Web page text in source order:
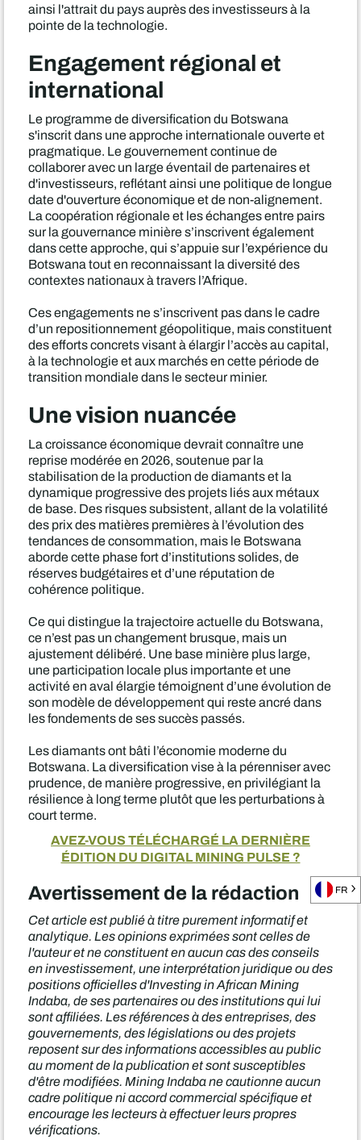
ainsi l'attrait du pays auprès des investisseurs à la
pointe de la technologie.
Engagement régional et
international
Le programme de diversification du Botswana
s'inscrit dans une approche internationale ouverte et
pragmatique. Le gouvernement continue de
collaborer avec un large éventail de partenaires et
d'investisseurs, reflétant ainsi une politique de longue
date d'ouverture économique et de non-alignement.
La coopération régionale et les échanges entre pairs
sur la gouvernance minière s’inscrivent également
dans cette approche, qui s’appuie sur l’expérience du
Botswana tout en reconnaissant la diversité des
contextes nationaux à travers l’Afrique.
Ces engagements ne s’inscrivent pas dans le cadre
d’un repositionnement géopolitique, mais constituent
des efforts concrets visant à élargir l’accès au capital,
à la technologie et aux marchés en cette période de
transition mondiale dans le secteur minier.
Une vision nuancée
La croissance économique devrait connaître une
reprise modérée en 2026, soutenue par la
stabilisation de la production de diamants et la
dynamique progressive des projets liés aux métaux
de base. Des risques subsistent, allant de la volatilité
des prix des matières premières à l’évolution des
tendances de consommation, mais le Botswana
aborde cette phase fort d’institutions solides, de
réserves budgétaires et d’une réputation de
cohérence politique.
Ce qui distingue la trajectoire actuelle du Botswana,
ce n’est pas un changement brusque, mais un
ajustement délibéré. Une base minière plus large,
une participation locale plus importante et une
activité en aval élargie témoignent d’une évolution de
son modèle de développement qui reste ancré dans
les fondements de ses succès passés.
Les diamants ont bâti l’économie moderne du
Botswana. La diversification vise à la pérenniser avec
prudence, de manière progressive, en privilégiant la
résilience à long terme plutôt que les perturbations à
court terme.
AVEZ-VOUS TÉLÉCHARGÉ LA DERNIÈRE
ÉDITION DU DIGITAL MINING PULSE ?
Avertissement de la rédaction
Cet article est publié à titre purement informatif et
analytique. Les opinions exprimées sont celles de
l'auteur et ne constituent en aucun cas des conseils
en investissement, une interprétation juridique ou des
positions officielles d'Investing in African Mining
Indaba, de ses partenaires ou des institutions qui lui
sont affiliées. Les références à des entreprises, des
gouvernements, des législations ou des projets
reposent sur des informations accessibles au public
au moment de la publication et sont susceptibles
d'être modifiées. Mining Indaba ne cautionne aucun
cadre politique ni accord commercial spécifique et
encourage les lecteurs à effectuer leurs propres
vérifications.
FR